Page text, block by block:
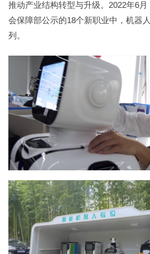
推动产业结构转型与升级。2022年6
会保障部公示的18个新职业中，机器
列。